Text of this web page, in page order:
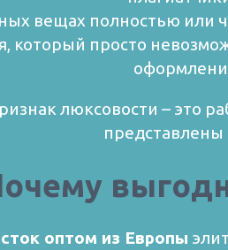
вещах полностью или
который просто
люксовости – это
представлены
сток оптом из Европы